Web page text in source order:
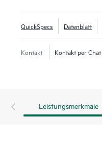
QuickSpecs Datenblatt
Kontakt Kontakt per Chat
Leistungsmerkmale